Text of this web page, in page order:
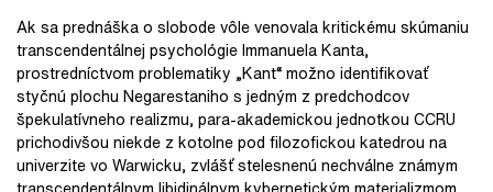
Ak sa prednáška o slobode vôle venovala kritickému skúmaniu
transcendentálnej psychológie Immanuela Kanta,
prostredníctvom problematiky „Kant“ možno identifikovať
styčnú plochu Negarestaniho s jedným z predchodcov
špekulatívneho realizmu, para-akademickou jednotkou CCRU
prichodivšou niekde z kotolne pod filozofickou katedrou na
univerzite vo Warwicku, zvlášť stelesnenú nechválne známym